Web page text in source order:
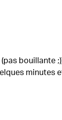
bouillante
minutes